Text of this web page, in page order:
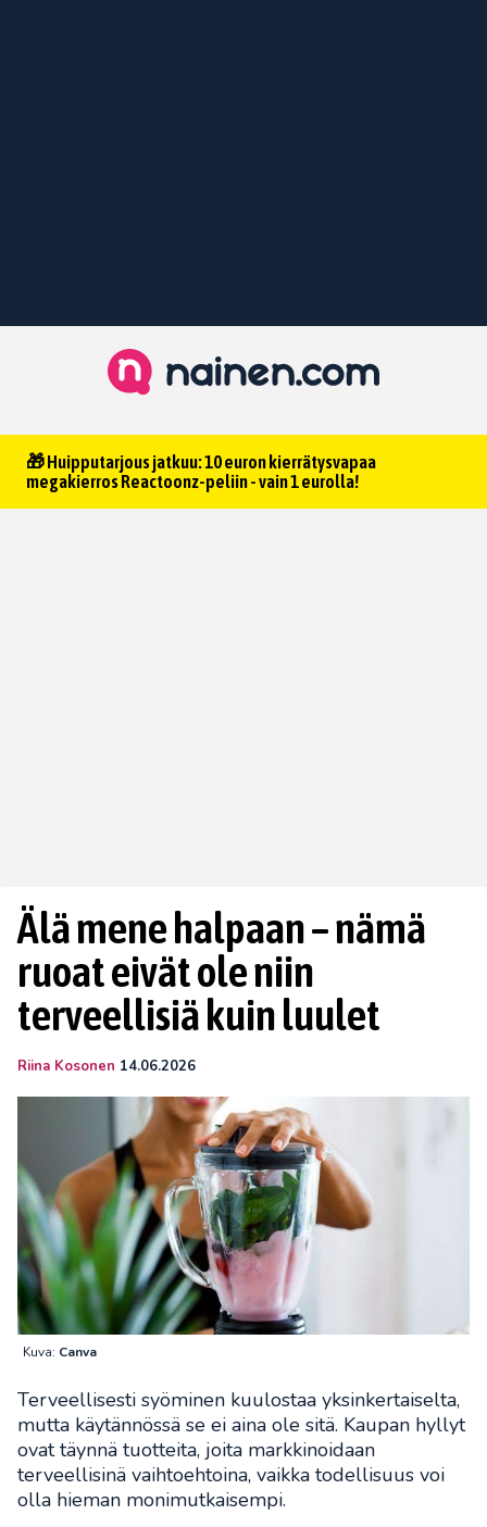
🎁 Huipputarjous jatkuu: 10 euron kierrätysvapaa
megakierros Reactoonz-peliin - vain 1 eurolla!
Älä mene halpaan – nämä
ruoat eivät ole niin
terveellisiä kuin luulet
Riina Kosonen 14.06.2026
Kuva: Canva
Terveellisesti syöminen kuulostaa yksinkertaiselta,
mutta käytännössä se ei aina ole sitä. Kaupan hyllyt
ovat täynnä tuotteita, joita markkinoidaan
terveellisinä vaihtoehtoina, vaikka todellisuus voi
olla hieman monimutkaisempi.